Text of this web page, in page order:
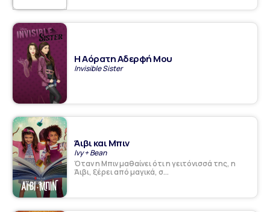
Η Αόρατη Αδερφή Μου
Invisible Sister
Άιβι και Μπιν
Ivy + Bean
Όταν η Μπιν μαθαίνει ότι η γειτόνισσά της, η
Άιβι, ξέρει από μαγικά, σ...